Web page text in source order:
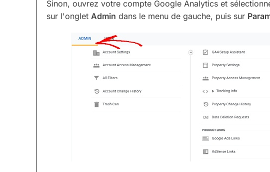
Sinon, ouvrez votre compte Google Analytics et
sur l'onglet Admin dans le menu de gauche, puis sur